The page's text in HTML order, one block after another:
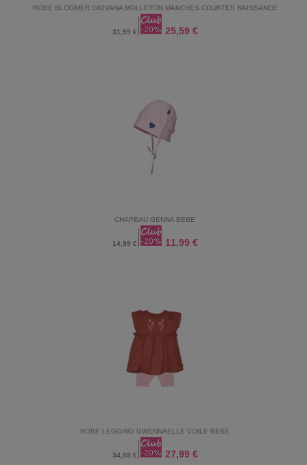
ROBE BLOOMER GIOVANA MOLLETON MANCHES COURTES NAISSANCE
31,99 € 25,59 €
CHAPEAU GENNA BEBE
14,99 € 11,99 €
ROBE LEGGING GWENNAELLE VOILE BEBE
34,99 € 27,99 €